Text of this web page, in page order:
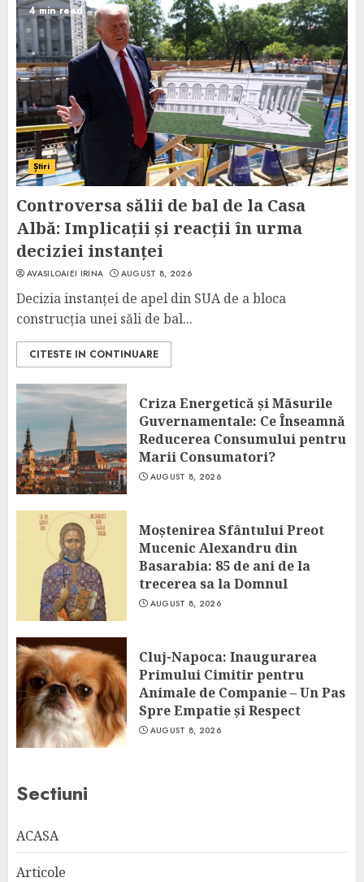
4 min read
Știri
Controversa sălii de bal de la Casa
Albă: Implicații și reacții în urma
deciziei instanței
AVASILOAIEI IRINA AUGUST 8, 2026
Decizia instanței de apel din SUA de a bloca
construcția unei săli de bal...
CITESTE IN CONTINUARE
Criza Energetică și Măsurile
Guvernamentale: Ce Înseamnă
Reducerea Consumului pentru
Marii Consumatori?
AUGUST 8, 2026
Moștenirea Sfântului Preot
Mucenic Alexandru din
Basarabia: 85 de ani de la
trecerea sa la Domnul
AUGUST 8, 2026
Cluj-Napoca: Inaugurarea
Primului Cimitir pentru
Animale de Companie – Un Pas
Spre Empatie și Respect
AUGUST 8, 2026
Sectiuni
ACASA
Articole